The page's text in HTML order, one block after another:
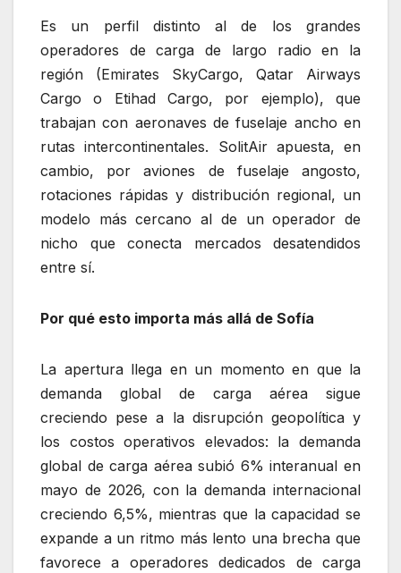
Es un perfil distinto al de los grandes
operadores de carga de largo radio en la
región (Emirates SkyCargo, Qatar Airways
Cargo o Etihad Cargo, por ejemplo), que
trabajan con aeronaves de fuselaje ancho en
rutas intercontinentales. SolitAir apuesta, en
cambio, por aviones de fuselaje angosto,
rotaciones rápidas y distribución regional, un
modelo más cercano al de un operador de
nicho que conecta mercados desatendidos
entre sí.
Por qué esto importa más allá de Sofía
La apertura llega en un momento en que la
demanda global de carga aérea sigue
creciendo pese a la disrupción geopolítica y
los costos operativos elevados: la demanda
global de carga aérea subió 6% interanual en
mayo de 2026, con la demanda internacional
creciendo 6,5%, mientras que la capacidad se
expande a un ritmo más lento una brecha que
favorece a operadores dedicados de carga